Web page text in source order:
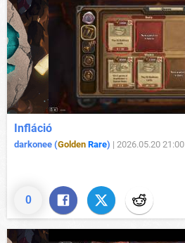
0
Infláció
darkonee (Golden Rare) | 2026.05.20 21:00